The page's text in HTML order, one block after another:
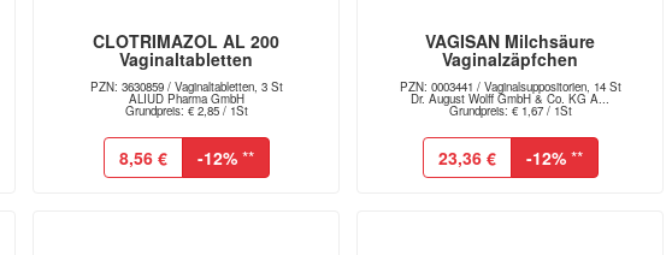
CLOTRIMAZOL AL 200
Vaginaltabletten
PZN: 3630859 / Vaginaltabletten, 3 St
ALIUD Pharma GmbH
Grundpreis: € 2,85 / 1St
8,56 € -12%**
VAGISAN Milchsäure
Vaginalzäpfchen
PZN: 0003441 / Vaginalsuppositorien, 14 St
Dr. August Wolff GmbH & Co. KG A...
Grundpreis: € 1,67 / 1St
23,36 € -12%**